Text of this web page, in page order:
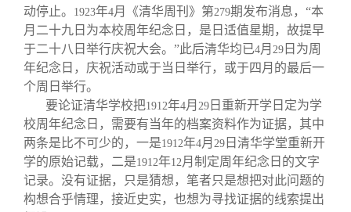
动停止。
1923年4月《清华周刊》第279期发布消息，“本
月二十九日为本校周年纪念日，是日适值星期，故提早
于二十八日举行庆祝大会。”此后清华均已4月 29 日为周
年纪念日，庆祝活动或于当日举行，或于四月的最后一
个周日举行。
要论证清华学校把1912年4月 29 日重新开学日定为学
校周年纪念日，需要有当年的档案资料作为证据，其中
两条是比不可少的，一是1912年4月 29 日清华学堂重新开
学的原始记载，二是1912年12月制定周年纪念日的文字
记录。没有证据，只是猜想，笔者只是想把对此问题的
构想合乎情理，接近史实，也想为寻找证据的线索提出